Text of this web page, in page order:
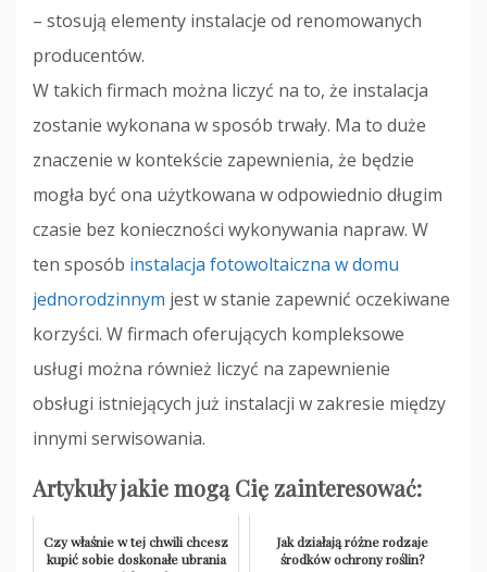
– stosują elementy instalacje od renomowanych
producentów.
W takich firmach można liczyć na to, że instalacja
zostanie wykonana w sposób trwały. Ma to duże
znaczenie w kontekście zapewnienia, że będzie
mogła być ona użytkowana w odpowiednio długim
czasie bez konieczności wykonywania napraw. W
ten sposób instalacja fotowoltaiczna w domu
jednorodzinnym jest w stanie zapewnić oczekiwane
korzyści. W firmach oferujących kompleksowe
usługi można również liczyć na zapewnienie
obsługi istniejących już instalacji w zakresie między
innymi serwisowania.
Artykuły jakie mogą Cię zainteresować:
Czy właśnie w tej chwili chcesz
kupić sobie doskonałe ubrania
Jak działają różne rodzaje
środków ochrony roślin?